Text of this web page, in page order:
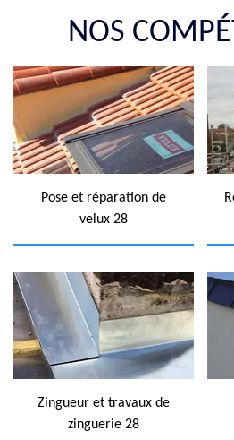
NOS
Pose et réparation de
velux 28
Zingueur et travaux de
zinguerie 28